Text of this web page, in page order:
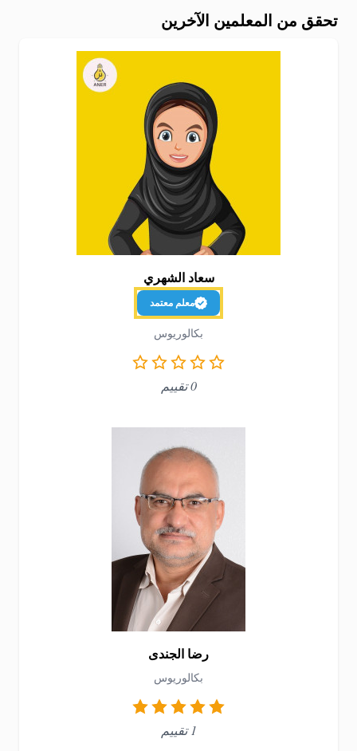
تحقق من المعلمين الآخرين
سعاد الشهري
معلم معتمد
بكالوريوس
0 تقييم
رضا الجندى
بكالوريوس
1 تقييم